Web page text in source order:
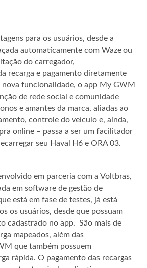
para os usuários, desde a
automaticamente com Waze ou
do carregador,
recarga e pagamento diretamente
nova funcionalidade, o app My GWM
de rede social e comunidade
e amantes da marca, aliadas ao
controle do veículo e, ainda,
online – passa a ser um facilitador
seu Haval H6 e ORA 03.
em parceria com a Voltbras,
em software de gestão de
está em fase de testes, já está
os usuários, desde que possuam
cadastrado no app. São mais de
mapeados, além das
que também possuem
rápida. O pagamento das recargas